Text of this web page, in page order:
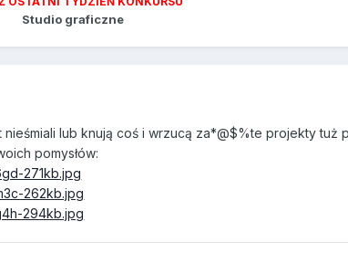
Studio graficzne
lub knują coś i wrzucą za*@$%te projekty tuż
pomysłów:
271kb.jpg
262kb.jpg
294kb.jpg